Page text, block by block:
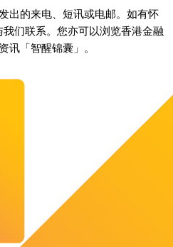
出的来电、短讯或电邮。如有怀
我们联系。您亦可以浏览香港金融
讯「智醒锦囊」。